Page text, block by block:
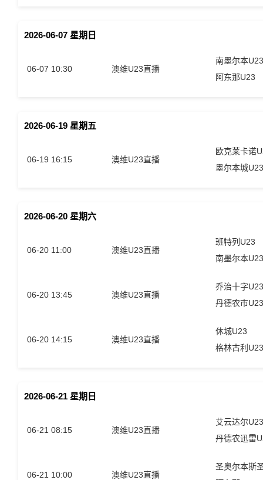
2026-06-07 星期日
06-07 10:30 澳维U23直播
南墨尔本
阿东那U23
2026-06-19 星期五
06-19 16:15 澳维U23直播
欧克莱卡诺
墨尔本城
2026-06-20 星期六
06-20 11:00 澳维U23直播
班特列U23
南墨尔本
06-20 13:45 澳维U23直播
乔治十字
丹德农市
06-20 14:15 澳维U23直播
休城U23
格林古利
2026-06-21 星期日
06-21 08:15 澳维U23直播
艾云达尔
丹德农迅雷
06-21 10:00
澳维U23直播